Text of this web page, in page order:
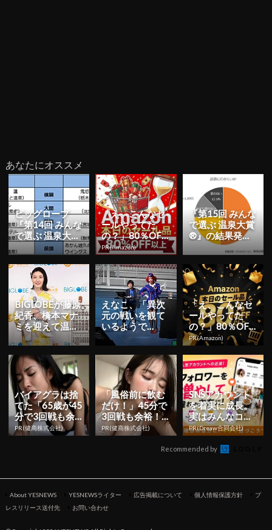
あなたにオススメ
ビッグローブ
『第14回 みんな
で選ぶ 温泉大
賞』の結果発
表！新設部門の
栄えある1...
「え、こんなセ
ールやってた
の？」80％OFF
以上が続々登
場！Amazonの本
気が...
PR(Amazon)
『第15回 みんな
で選ぶ 温泉大賞
®』の結果発
表！温泉ニーズ
を探る調査結果
も |...
BIGLOBEが藤原
紀香、橋本マナ
ミを迎えて温泉
大賞を発表！温
泉宿のキャンペ
ーン...
えなこ、「異次
元の戦いを観て
いるようで
す！」『遊戯王
デュエルリンク
ス』KCグラ...
「え、こんなセ
ールやってた
の？」80％OFF
以上が続々登
場！Amazonの本
気が...
PR(Amazon)
バイアグラは捨
てた「65歳が45
分で3回戦も余
裕」980円で朝
まで絶好調！
PR(健商株式会社)
「風俗前に飲む
だけ！」45分で
3回戦も余裕！1
日31円で朝まで
絶好調
PR(健商株式会社)
SNSアカウント
を着実に成長。
実はみんなココ
使ってます。
PR(Dreaw合同会社)
Recommended by
About YESNEWS YESNEWSライター 広告掲載について 個人情報保護方針
プ
レスリリース送付先
お問い合わせ